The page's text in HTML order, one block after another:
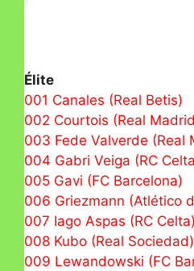
Élite
001 Canales (Real Betis)
002 Courtois (Real
003 Fede Valverde (Real
004 Gabri Veiga (RC
005 Gavi (FC Barcelona)
006 Griezmann (Atlético
007 Iago Aspas (RC Celta)
008 Kubo (Real Sociedad)
009 Lewandowski (FC